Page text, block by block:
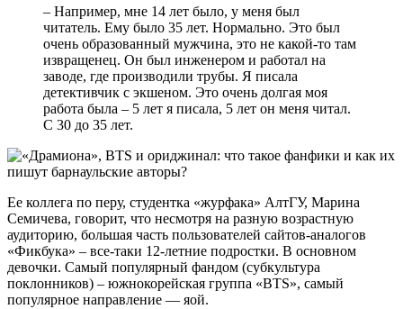
– Например, мне 14 лет было, у меня был
читатель. Ему было 35 лет. Нормально. Это был
очень образованный мужчина, это не какой-то там
извращенец. Он был инженером и работал на
заводе, где производили трубы. Я писала
детективчик с экшеном. Это очень долгая моя
работа была – 5 лет я писала, 5 лет он меня читал.
С 30 до 35 лет.
Ее коллега по перу, студентка «журфака» АлтГУ, Марина
Семичева, говорит, что несмотря на разную возрастную
аудиторию, большая часть пользователей сайтов-аналогов
«Фикбука» – все-таки 12-летние подростки. В основном
девочки. Самый популярный фандом (субкультура
поклонников) – южнокорейская группа «BTS», самый
популярное направление — яой.